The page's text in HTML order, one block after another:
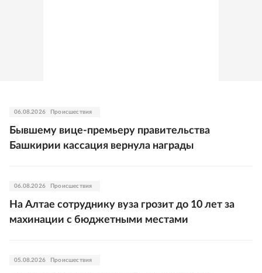
06.08.2026 Происшествия
Бывшему вице-премьеру правительства
Башкирии кассация вернула награды
06.08.2026 Происшествия
На Алтае сотруднику вуза грозит до 10 лет за
махинации с бюджетными местами
05.08.2026 Происшествия